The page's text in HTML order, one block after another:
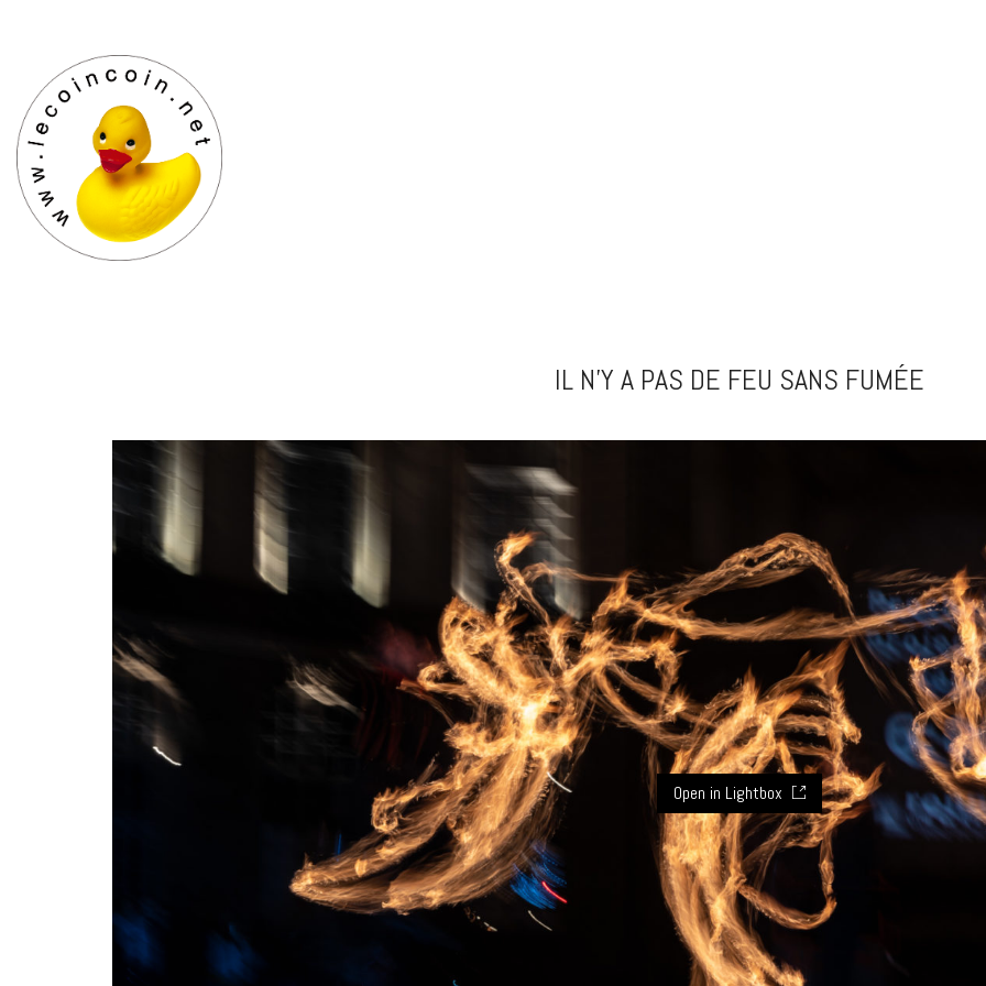
IL N’Y A PAS DE FEU SANS FUMÉE
Open in Lightbox